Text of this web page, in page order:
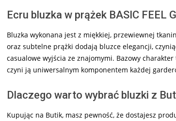
Ecru bluzka w prążek BASIC FEEL
Bluzka wykonana jest z miękkiej, przewiewnej
oraz subtelne prążki dodają bluzce elegancji,
casualowe wyjścia ze znajomymi. Bazowy
czyni ją uniwersalnym komponentem każdej
Dlaczego warto wybrać bluzki z
Kupując na Butik, masz pewność, że dostajesz